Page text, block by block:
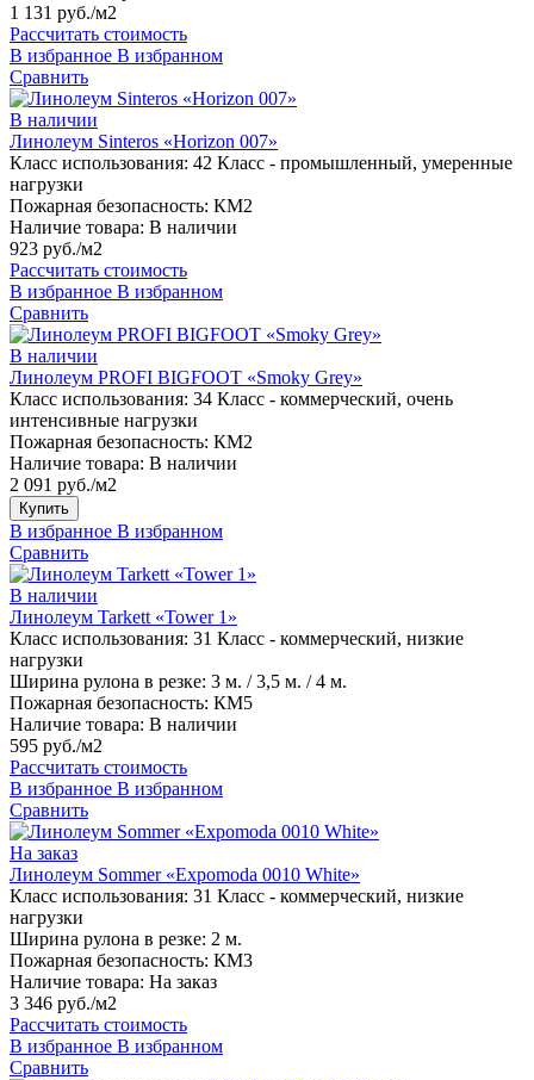
1 131 руб./м2
Рассчитать стоимость
В избранное В избранном
Сравнить
В наличии
Линолеум Sinteros «Horizon 007»
Класс использования: 42 Класс - промышленный, умеренные
нагрузки
Пожарная безопасность: КМ2
Наличие товара: В наличии
923 руб./м2
Рассчитать стоимость
В избранное В избранном
Сравнить
В наличии
Линолеум PROFI BIGFOOT «Smoky Grey»
Класс использования: 34 Класс - коммерческий, очень
интенсивные нагрузки
Пожарная безопасность: КМ2
Наличие товара: В наличии
2 091 руб./м2
Купить
В избранное В избранном
Сравнить
В наличии
Линолеум Tarkett «Tower 1»
Класс использования: 31 Класс - коммерческий, низкие
нагрузки
Ширина рулона в резке: 3 м. / 3,5 м. / 4 м.
Пожарная безопасность: КМ5
Наличие товара: В наличии
595 руб./м2
Рассчитать стоимость
В избранное В избранном
Сравнить
На заказ
Линолеум Sommer «Expomoda 0010 White»
Класс использования: 31 Класс - коммерческий, низкие
нагрузки
Ширина рулона в резке: 2 м.
Пожарная безопасность: КМ3
Наличие товара: На заказ
3 346 руб./м2
Рассчитать стоимость
В избранное В избранном
Сравнить